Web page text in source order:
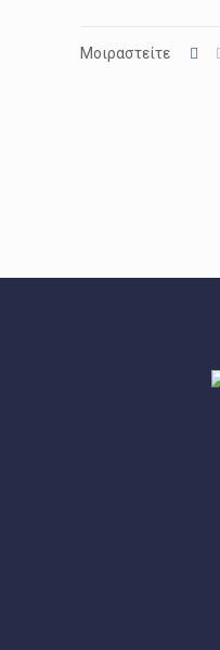
Μοιραστείτε